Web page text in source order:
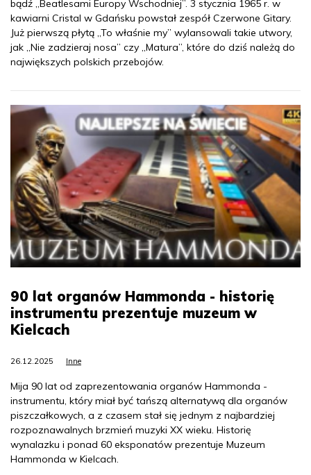
bądź „Beatlesami Europy Wschodniej”. 3 stycznia 1965 r. w
kawiarni Cristal w Gdańsku powstał zespół Czerwone Gitary.
Już pierwszą płytą „To właśnie my” wylansowali takie utwory,
jak „Nie zadzieraj nosa” czy „Matura”, które do dziś należą do
największych polskich przebojów.
90 lat organów Hammonda - historię
instrumentu prezentuje muzeum w
Kielcach
26.12.2025 Inne
Mija 90 lat od zaprezentowania organów Hammonda -
instrumentu, który miał być tańszą alternatywą dla organów
piszczałkowych, a z czasem stał się jednym z najbardziej
rozpoznawalnych brzmień muzyki XX wieku. Historię
wynalazku i ponad 60 eksponatów prezentuje Muzeum
Hammonda w Kielcach.